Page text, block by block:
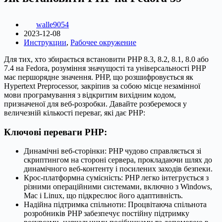
walle9054
2023-12-08
Инструкции, Рабочее окружение
Для тих, хто збирається встановити PHP 8.3, 8.2, 8.1, 8.0 або
7.4 на Fedora, розуміння значущості та універсальності PHP
має першорядне значення. PHP, що розшифровується як
Hypertext Preprocessor, закріпив за собою місце незамінної
мови програмування з відкритим вихідним кодом,
призначеної для веб-розробки. Давайте розберемося у
величезній кількості переваг, які дає PHP:
Ключові переваги PHP:
Динамічні веб-сторінки: PHP чудово справляється зі
скриптингом на стороні сервера, прокладаючи шлях до
динамічного веб-контенту і посилених заходів безпеки.
Крос-платформна сумісність: PHP легко інтегрується з
різними операційними системами, включно з Windows,
Mac і Linux, що підкреслює його адаптивність.
Надійна підтримка спільноти: Процвітаюча спільнота
розробників PHP забезпечує постійну підтримку